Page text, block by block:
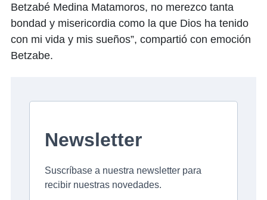
Betzabé Medina Matamoros, no merezco tanta
bondad y misericordia como la que Dios ha tenido
con mi vida y mis sueños”, compartió con emoción
Betzabe.